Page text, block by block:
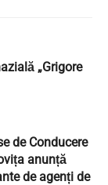
„Grigore
de Conducere
anunță
de agenți de